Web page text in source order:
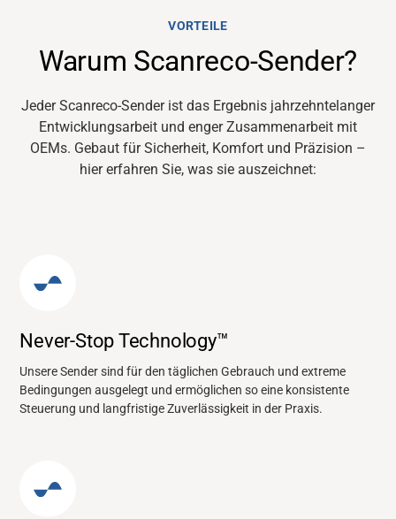
VORTEILE
Warum Scanreco-Sender?
Jeder Scanreco-Sender ist das Ergebnis jahrzehntelanger
Entwicklungsarbeit und enger Zusammenarbeit mit
OEMs. Gebaut für Sicherheit, Komfort und Präzision –
hier erfahren Sie, was sie auszeichnet:
Never-Stop Technology™
Unsere Sender sind für den täglichen Gebrauch und extreme
Bedingungen ausgelegt und ermöglichen so eine konsistente
Steuerung und langfristige Zuverlässigkeit in der Praxis.